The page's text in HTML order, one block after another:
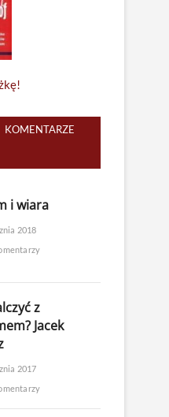
KOMENTARZE
i wiara
2018
z
Jacek
2017